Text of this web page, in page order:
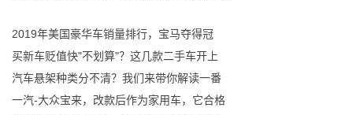
2019年美国豪华车销量排行，宝马夺得冠
买新车贬值快"不划算"？这几款二手车开上
汽车悬架种类分不清？我们来带你解读一番
一汽-大众宝来，改款后作为家用车，它合格